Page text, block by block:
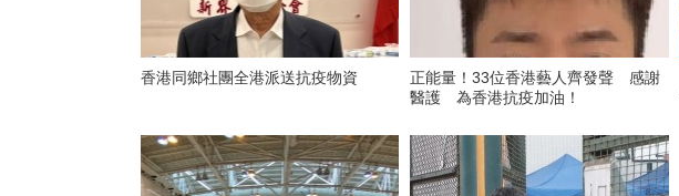
香港同鄉社團全港派送抗疫物資
正能量！33位香港藝人齊發聲 感謝
醫護 為香港抗疫加油！